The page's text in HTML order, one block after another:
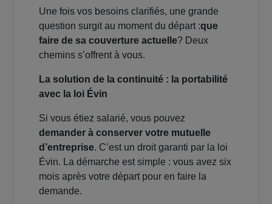
Une fois vos besoins clarifiés, une grande
question surgit au moment du départ :que
faire de sa couverture actuelle? Deux
chemins s’offrent à vous.
La solution de la continuité : la portabilité
avec la loi Évin
Si vous étiez salarié, vous pouvez
demander à conserver votre mutuelle
d’entreprise. C’est un droit garanti par la loi
Évin. La démarche est simple : vous avez six
mois après votre départ pour en faire la
demande.